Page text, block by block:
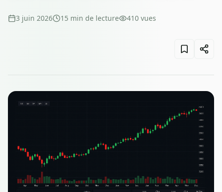
3 juin 2026 15 min de lecture 410 vues